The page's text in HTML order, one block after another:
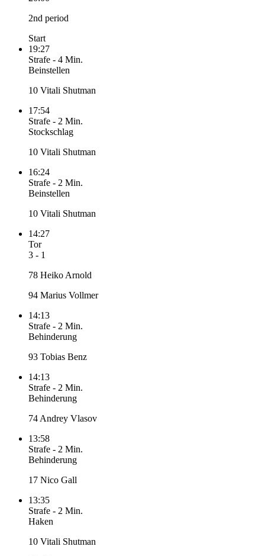
2nd period
Start
19:27
Strafe - 4 Min.
Beinstellen
10 Vitali Shutman
17:54
Strafe - 2 Min.
Stockschlag
10 Vitali Shutman
16:24
Strafe - 2 Min.
Beinstellen
10 Vitali Shutman
14:27
Tor
3 - 1
78 Heiko Arnold
94 Marius Vollmer
14:13
Strafe - 2 Min.
Behinderung
93 Tobias Benz
14:13
Strafe - 2 Min.
Behinderung
74 Andrey Vlasov
13:58
Strafe - 2 Min.
Behinderung
17 Nico Gall
13:35
Strafe - 2 Min.
Haken
10 Vitali Shutman